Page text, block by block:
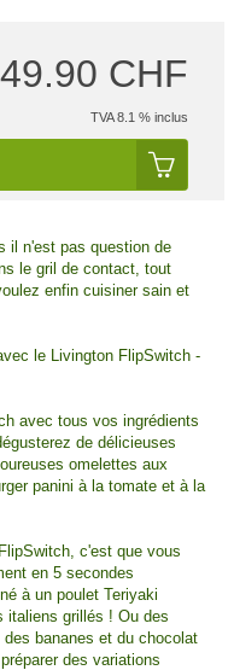
49.90 CHF
TVA 8.1 % inclus
il n'est pas question de
le gril de contact, tout
enfin cuisiner sain et
le Livington FlipSwitch -
avec tous vos ingrédients
de délicieuses
omelettes aux
panini à la tomate et à la
c'est que vous
en 5 secondes
à un poulet Teriyaki
italiens grillés ! Ou des
bananes et du chocolat
des variations